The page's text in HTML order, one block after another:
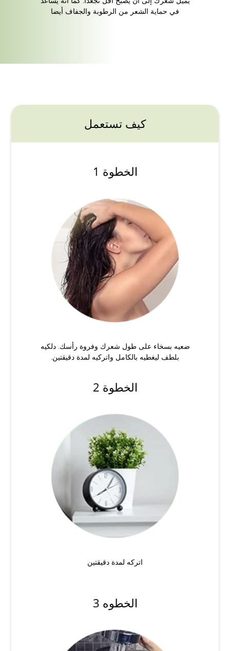
في حماية الشعر من الرطوبة والجفاف أيضا
كيف تستعمل
الخطوة 1
ضعيه بسخاء على طول شعرك وفروة رأسك. دلكيه
بلطف ليغطيه بالكامل واتركيه لمدة دقيقتين.
الخطوة 2
اتركه لمدة دقيقتين
الخطوه 3